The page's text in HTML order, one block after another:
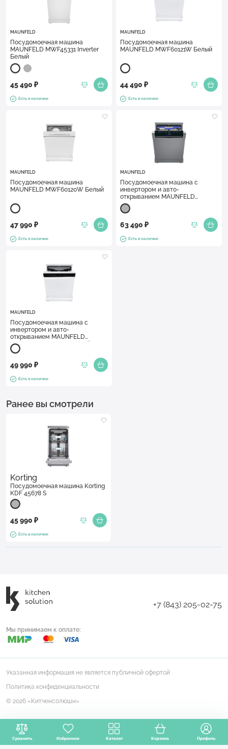
Сравнить Избранное Каталог Корзина Профиль
MAUNFELD
Посудомоечная машина
MAUNFELD MWF45331 Inverter
Белый
45 490 ₽
Есть в наличии
MAUNFELD
Посудомоечная машина
MAUNFELD MWF60121W Белый
44 490 ₽
Есть в наличии
MAUNFELD
Посудомоечная машина
MAUNFELD MWF60120W Белый
47 990 ₽
Есть в наличии
MAUNFELD
Посудомоечная машина c
инвертором и авто-
открыванием MAUNFELD
MWF60331S Inverter
Нержавеющая сталь
63 490 ₽
Есть в наличии
MAUNFELD
Посудомоечная машина c
инвертором и авто-
открыванием MAUNFELD
MWF60331W Inverter Белый
49 990 ₽
Есть в наличии
Ранее вы смотрели
Korting
Посудомоечная машина Korting
KDF 45678 S
45 990 ₽
Есть в наличии
+7 (843) 205-02-75
Мы принимаем к оплате:
© 2026 «Китченсолюшн»
Политика конфиденциальности
Указанная информация не является публичной офертой